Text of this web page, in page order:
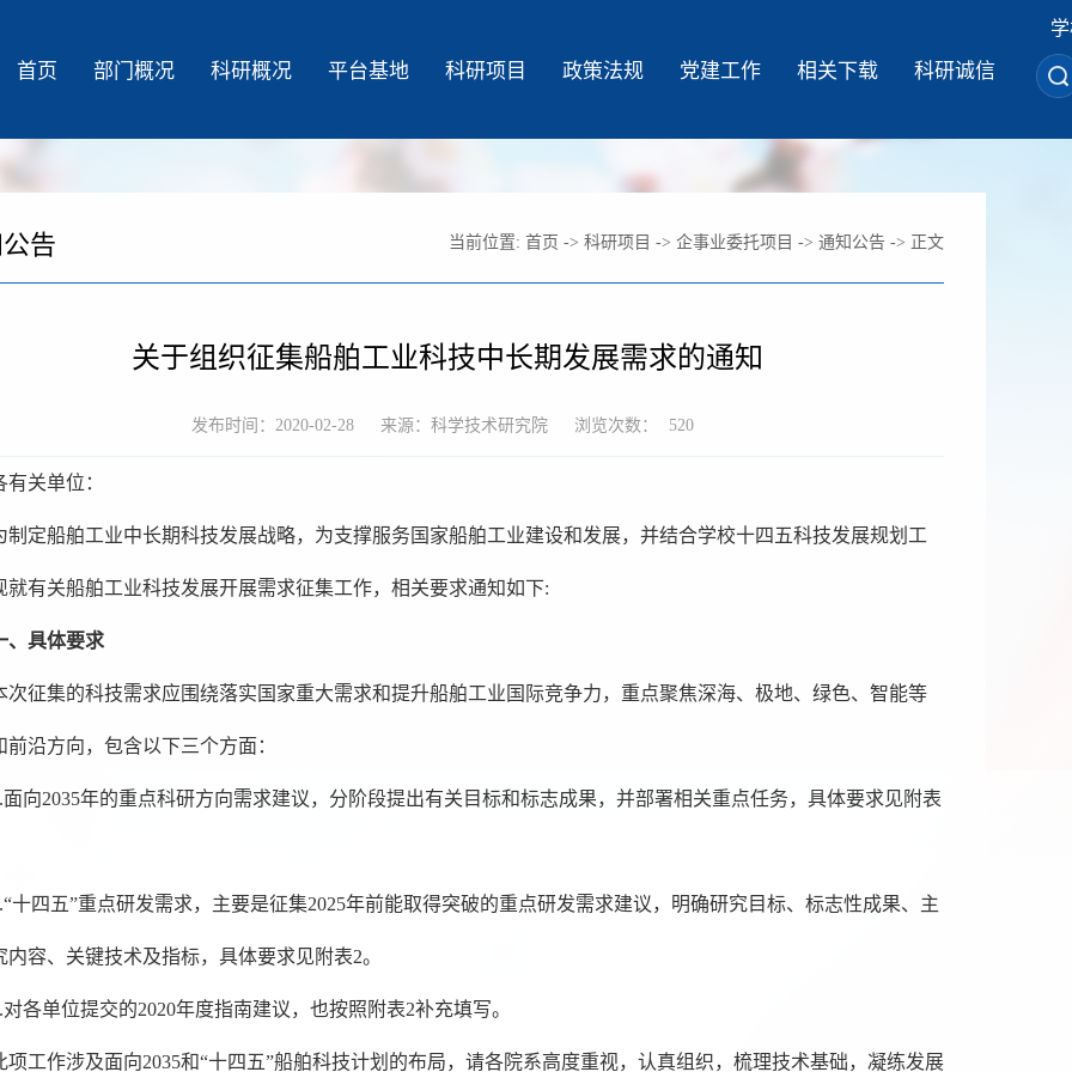
首页 部门概况 科研概况 平台基地 科研项目 政策法规 党建工作 相关下载 科研诚信
告 当前位置: 首页 -> 科研项目 -> 企事业委托项目 -> 通知公告 -> 正文
关于组织征集船舶工业科技中长期发展需求的通知
发布时间：2020-02-28 来源：科学技术研究院 浏览次数： 520
有关单位：
制定船舶工业中长期科技发展战略，为支撑服务国家船舶工业建设和发展，并结合学校十四五科技发展规划工
就有关船舶工业科技发展开展需求征集工作，相关要求通知如下:
、具体要求
次征集的科技需求应围绕落实国家重大需求和提升船舶工业国际竞争力，重点聚焦深海、极地、绿色、智能等
前沿方向，包含以下三个方面：
面向2035年的重点科研方向需求建议，分阶段提出有关目标和标志成果，并部署相关重点任务，具体要求见附表
十四五”重点研发需求，主要是征集2025年前能取得突破的重点研发需求建议，明确研究目标、标志性成果、主
内容、关键技术及指标，具体要求见附表2。
对各单位提交的2020年度指南建议，也按照附表2补充填写。
项工作涉及面向2035和“十四五”船舶科技计划的布局，请各院系高度重视，认真组织，梳理技术基础，凝练发展